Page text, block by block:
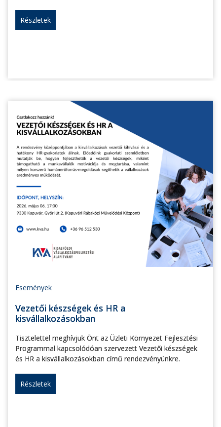
Részletek
Események
Vezetői készségek és HR a
kisvállalkozásokban
Tisztelettel meghívjuk Önt az Üzleti Környezet Fejlesztési
Programmal kapcsolódóan szervezett Vezetői készségek
és HR a kisvállalkozásokban című rendezvényünkre.
Részletek